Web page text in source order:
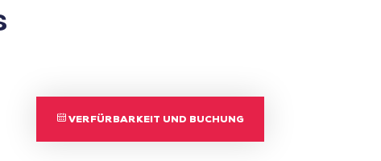
VERFÜRBARKEIT UND BUCHUNG